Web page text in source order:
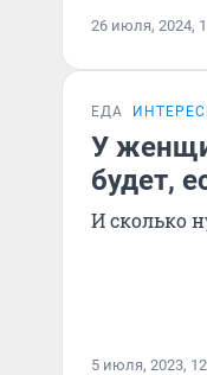
26 июля, 2024,
ЕДА
У
будет,
И сколько
5 июля, 2023,